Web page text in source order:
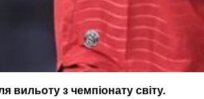
вильоту з чемпіонату світу.